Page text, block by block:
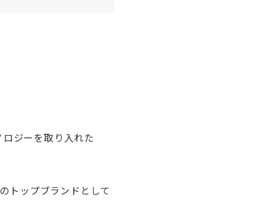
ジーを取り入れた
トップブランドとして